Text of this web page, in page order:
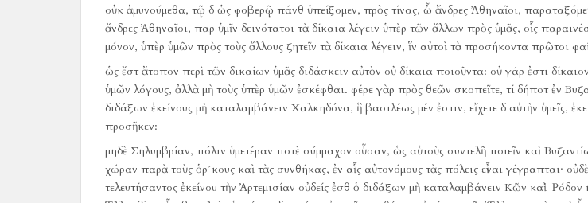
οὐκ ἀμυνούμεθα, τῷ δ ὡς φοβερῷ πάνθ ὑπείξομεν, πρὸς τίνας, ὦ ἄνδρες Ἀθηναῖοι,
ἄνδρες Ἀθηναῖοι, παρ ὑμῖν δεινότατοι τὰ δίκαια λέγειν ὑπὲρ τῶν ἄλλων πρὸς ὑμᾶς, οἷς
μόνον, ὑπὲρ ὑμῶν πρὸς τοὺς ἄλλους ζητεῖν τὰ δίκαια λέγειν, ἵν αὐτοὶ τὰ προσήκοντα πρῶτοι
ὡς ἔστ ἄτοπον περὶ τῶν δικαίων ὑμᾶς διδάσκειν αὐτὸν οὐ δίκαια ποιοῦντα: οὐ γάρ ἐστι
ὑμῶν λόγους, ἀλλὰ μὴ τοὺς ὑπὲρ ὑμῶν ἐσκέφθαι. φέρε γὰρ πρὸς θεῶν σκοπεῖτε, τί δήποτ ἐν
διδάξων ἐκείνους μὴ καταλαμβάνειν Χαλκηδόνα, ἣ βασιλέως μέν ἐστιν, εἴχετε δ αὐτὴν ὑμεῖς,
προσῆκεν:
μηδὲ Σηλυμβρίαν, πόλιν ὑμετέραν ποτὲ σύμμαχον οὖσαν, ὡς αὑτοὺς συντελῆ ποιεῖν καὶ
χώραν παρὰ τοὺς ὁρ´κους καὶ τὰς συνθήκας, ἐν αἷς αὐτονόμους τὰς πόλεις εἶναι γέγραπται·
τελευτήσαντος ἐκείνου τὴν Ἀρτεμισίαν οὐδείς ἐσθ ὁ διδάξων μὴ καταλαμβάνειν Κῶν καὶ Ῥόδον